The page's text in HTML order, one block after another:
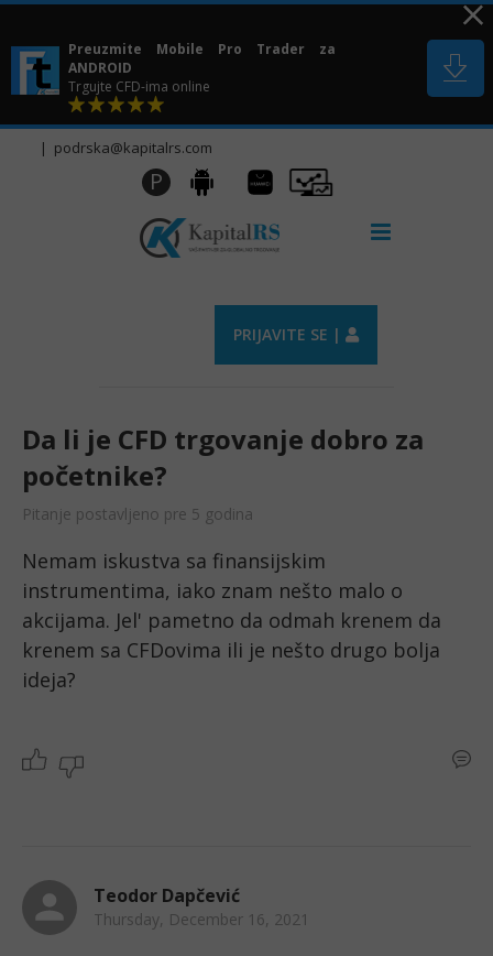
Skip
content
Preuzmite Mobile Pro Trader za
ANDROID
Trgujte CFD-ima online
| podrska@kapitalrs.com
P Android
Huawei
AppGallery
Pro
Trader
PRIJAVITE SE |
Da li je CFD trgovanje dobro za
početnike?
Pitanje postavljeno pre 5 godina
Nemam iskustva sa finansijskim
instrumentima, iako znam nešto malo o
akcijama. Jel' pametno da odmah krenem da
krenem sa CFDovima ili je nešto drugo bolja
ideja?
Teodor Dapčević
Thursday, December 16, 2021